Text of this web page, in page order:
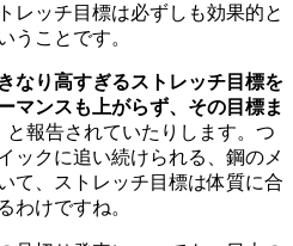
レッチ目標は必ずしも効果的と
うことです。
なり高すぎるストレッチ目標を
マンスも上がらず、その目標ま
と報告されていたりします。つ
ックに追い続けられる、鋼のメ
て、ストレッチ目標は体質に合
わけですね。